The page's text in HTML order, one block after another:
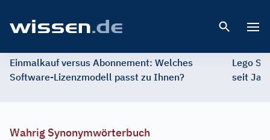
Einmalkauf versus Abonnement: Welches
Software-Lizenzmodell passt zu Ihnen?
Lego
seit
Wahrig Synonymwörterbuch